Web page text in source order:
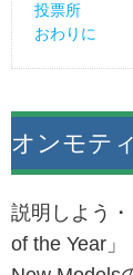
投票所
おわりに
オンモテ
説明しよう
of the Year